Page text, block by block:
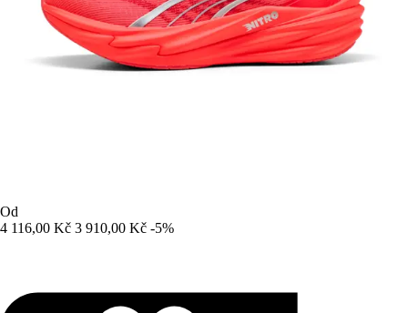
Od
4 116,00 Kč 3 910,00 Kč -5%